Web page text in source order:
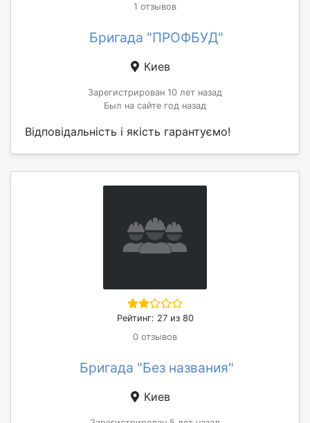
1 отзывов
Бригада "ПРОФБУД"
Киев
Зарегистрирован 10 лет назад
Был на сайте год назад
Відповідальність і якість гарантуємо!
Рейтинг: 27 из 80
0 отзывов
Бригада "Без названия"
Киев